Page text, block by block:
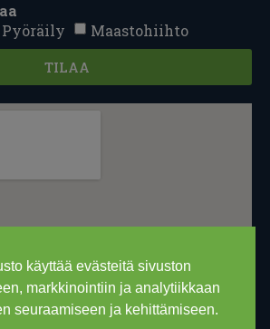
käyttää evästeitä sivuston
markkinointiin ja analytiikkaan
seuraamiseen ja kehittämiseen.
Pyöräily Maastohiihto
TILAA